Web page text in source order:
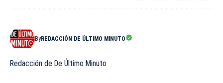
ByREDACCIÓN DE ÚLTIMO MINUTO
Redacción de De Último Minuto